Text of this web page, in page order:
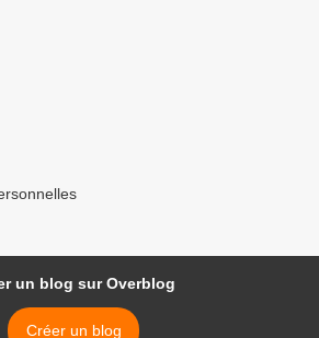
un blog sur Overblog
Créer un blog